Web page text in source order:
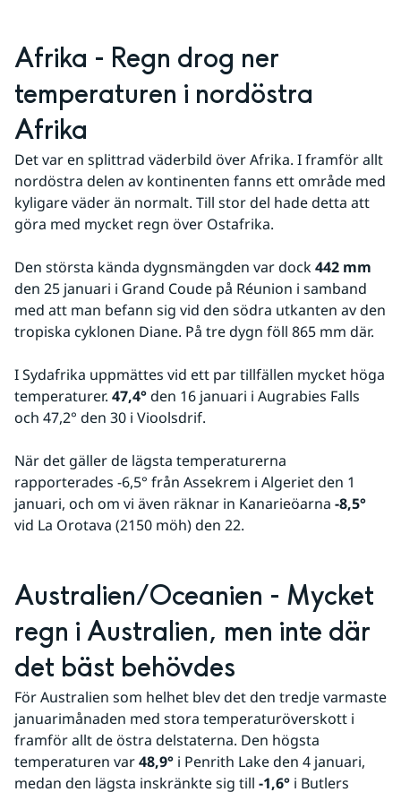
Afrika - Regn drog ner
temperaturen i nordöstra
Afrika
Det var en splittrad väderbild över Afrika. I framför allt
nordöstra delen av kontinenten fanns ett område med
kyligare väder än normalt. Till stor del hade detta att
göra med mycket regn över Ostafrika.
Den största kända dygnsmängden var dock 442 mm
den 25 januari i Grand Coude på Réunion i samband
med att man befann sig vid den södra utkanten av den
tropiska cyklonen Diane. På tre dygn föll 865 mm där.
I Sydafrika uppmättes vid ett par tillfällen mycket höga
temperaturer. 47,4° den 16 januari i Augrabies Falls
och 47,2° den 30 i Vioolsdrif.
När det gäller de lägsta temperaturerna
rapporterades -6,5° från Assekrem i Algeriet den 1
januari, och om vi även räknar in Kanarieöarna -8,5°
vid La Orotava (2150 möh) den 22.
Australien/Oceanien - Mycket
regn i Australien, men inte där
det bäst behövdes
För Australien som helhet blev det den tredje varmaste
januarimånaden med stora temperaturöverskott i
framför allt de östra delstaterna. Den högsta
temperaturen var 48,9° i Penrith Lake den 4 januari,
medan den lägsta inskränkte sig till -1,6° i Butlers